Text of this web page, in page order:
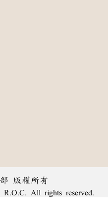
版權所有
All rights reserved.